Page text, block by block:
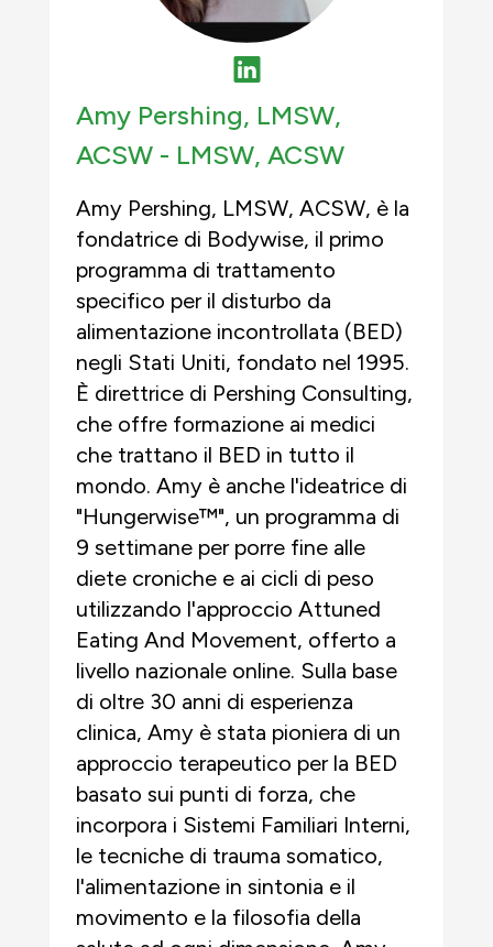
Amy Pershing, LMSW,
ACSW - LMSW, ACSW
Amy Pershing, LMSW, ACSW, è la
fondatrice di Bodywise, il primo
programma di trattamento
specifico per il disturbo da
alimentazione incontrollata (BED)
negli Stati Uniti, fondato nel 1995.
È direttrice di Pershing Consulting,
che offre formazione ai medici
che trattano il BED in tutto il
mondo. Amy è anche l'ideatrice di
"Hungerwise™", un programma di
9 settimane per porre fine alle
diete croniche e ai cicli di peso
utilizzando l'approccio Attuned
Eating And Movement, offerto a
livello nazionale online. Sulla base
di oltre 30 anni di esperienza
clinica, Amy è stata pioniera di un
approccio terapeutico per la BED
basato sui punti di forza, che
incorpora i Sistemi Familiari Interni,
le tecniche di trauma somatico,
l'alimentazione in sintonia e il
movimento e la filosofia della